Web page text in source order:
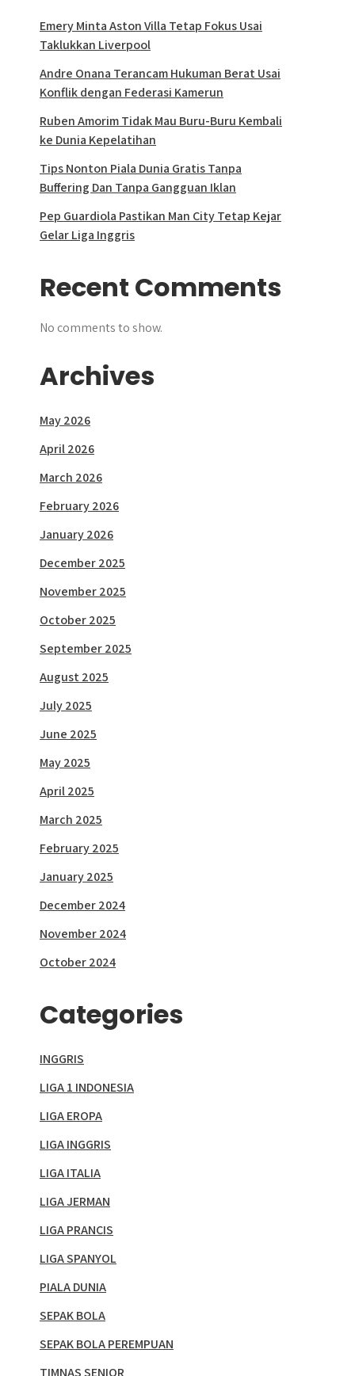
Emery Minta Aston Villa Tetap Fokus Usai
Taklukkan Liverpool
Andre Onana Terancam Hukuman Berat Usai
Konflik dengan Federasi Kamerun
Ruben Amorim Tidak Mau Buru-Buru Kembali
ke Dunia Kepelatihan
Tips Nonton Piala Dunia Gratis Tanpa
Buffering Dan Tanpa Gangguan Iklan
Pep Guardiola Pastikan Man City Tetap Kejar
Gelar Liga Inggris
Recent Comments
No comments to show.
Archives
May 2026
April 2026
March 2026
February 2026
January 2026
December 2025
November 2025
October 2025
September 2025
August 2025
July 2025
June 2025
May 2025
April 2025
March 2025
February 2025
January 2025
December 2024
November 2024
October 2024
Categories
INGGRIS
LIGA 1 INDONESIA
LIGA EROPA
LIGA INGGRIS
LIGA ITALIA
LIGA JERMAN
LIGA PRANCIS
LIGA SPANYOL
PIALA DUNIA
SEPAK BOLA
SEPAK BOLA PEREMPUAN
TIMNAS SENIOR